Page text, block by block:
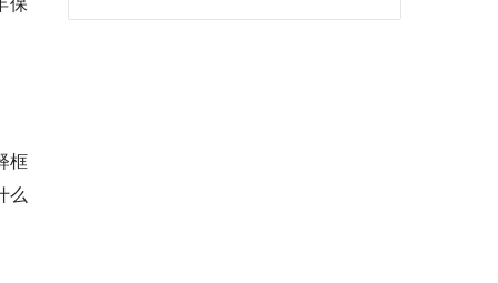
框
么